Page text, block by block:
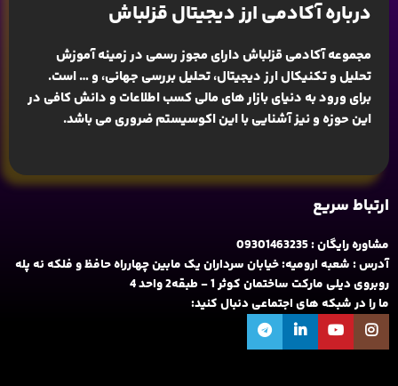
درباره آکادمی ارز دیجیتال قزلباش
مجموعه آکادمی قزلباش دارای مجوز رسمی در زمینهآموزش
تحلیل و تکنیکال ارز دیجیتال، تحلیل بررسی جهانی، و … است.
برای ورود به دنیای بازار های مالی کسب اطلاعات و دانش کافی در
این حوزه و نیز آشنایی با این اکوسیستم ضروری می باشد.
ارتباط سریع
مشاوره رایگان : 09301463235
آدرس : شعبه ارومیه: خیابان سرداران یک مابین چهارراه حافظ و فلکه نه پله
روبروی دیلی مارکت ساختمان کوثر 1 - طبقه2 واحد 4
ما را در شبکه های اجتماعی دنبال کنید: